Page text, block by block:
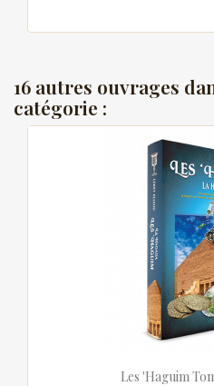
16 autres ouvrages
catégorie :
Les 'Haguim